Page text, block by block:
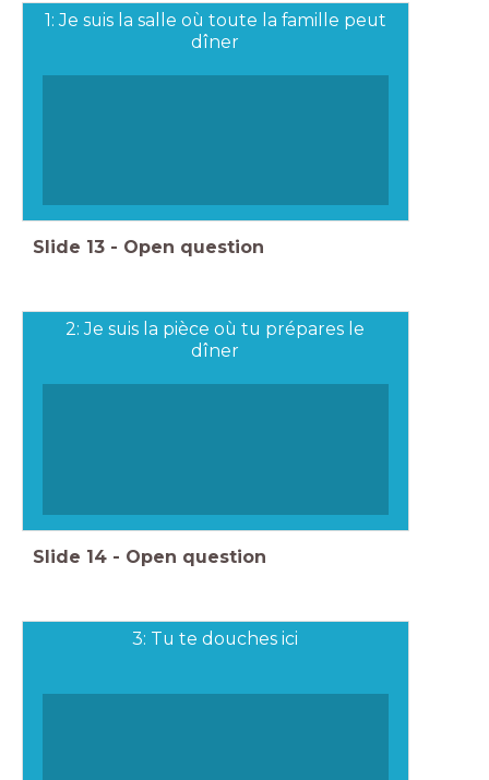
1: Je suis la salle où toute la famille peut
dîner
Slide 13 - Open question
2: Je suis la pièce où tu prépares le
dîner
Slide 14 - Open question
3: Tu te douches ici